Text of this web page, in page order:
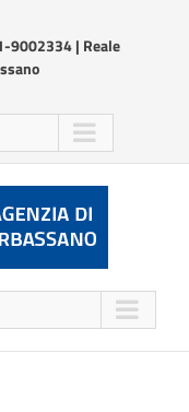
9002334 | Reale